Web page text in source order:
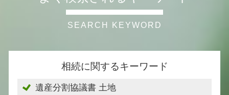
相続に関するキーワード
遺産分割協議書 土地